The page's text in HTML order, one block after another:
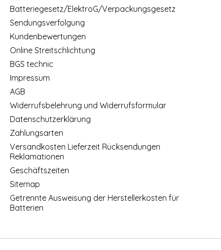
Batteriegesetz/ElektroG/Verpackungsgesetz
Sendungsverfolgung
Kundenbewertungen
Online Streitschlichtung
BGS technic
Impressum
AGB
Widerrufsbelehrung und Widerrufsformular
Datenschutzerklärung
Zahlungsarten
Versandkosten Lieferzeit Rücksendungen
Reklamationen
Geschäftszeiten
Sitemap
Getrennte Ausweisung der Herstellerkosten für
Batterien